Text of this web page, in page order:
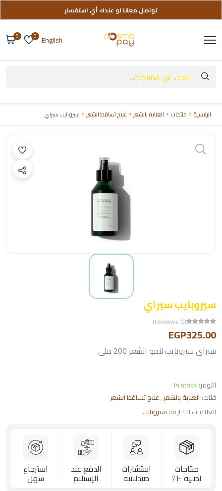
تواصل معانا لو عندك أي استفسار
توصيل مجاني على طلباتك فوق 999 ج
English
0
0
الرئيسية منتجات العناية بالشعر علاج تساقط الشعر سيروبايب سبراي
سيروبايب سبراي
(0 reviews)
EGP325.00
سبراي سيروبايب لنمو الشعر 200 ملى
التوفر: In stock
فئات: العناية بالشعر ,علاج تساقط الشعر
العلامات التجارية: سيروبايب
منتاجات
اصليه ١٠٠٪؜
استشارات
صيدلانيه
الدفع عند
الإستلام
استرجاع
سهل